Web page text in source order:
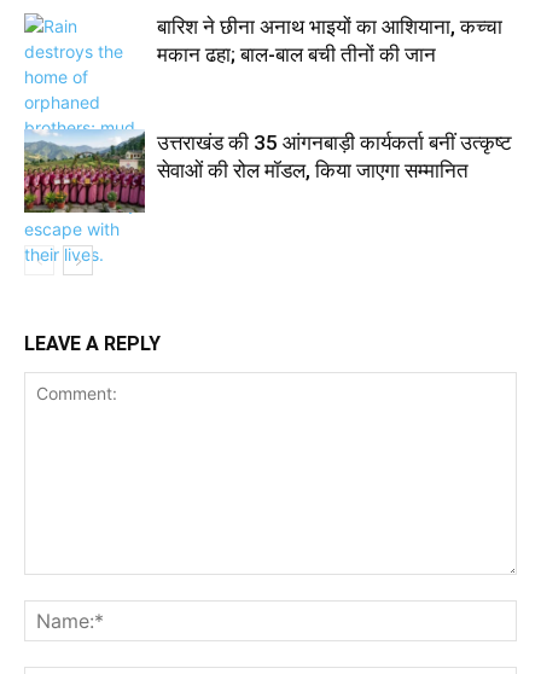
बारिश ने छीना अनाथ भाइयों का आशियाना, कच्चा
मकान ढहा; बाल-बाल बची तीनों की जान
उत्तराखंड की 35 आंगनबाड़ी कार्यकर्ता बनीं उत्कृष्ट
सेवाओं की रोल मॉडल, किया जाएगा सम्मानित
LEAVE A REPLY